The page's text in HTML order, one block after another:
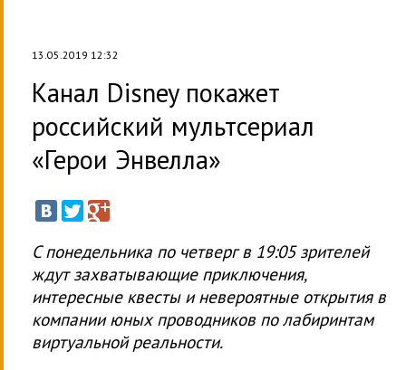
13.05.2019 12:32
Канал Disney покажет
российский мультсериал
«Герои Энвелла»
C понедельника по четверг в 19:05 зрителей
ждут захватывающие приключения,
интересные квесты и невероятные открытия в
компании юных проводников по лабиринтам
виртуальной реальности.